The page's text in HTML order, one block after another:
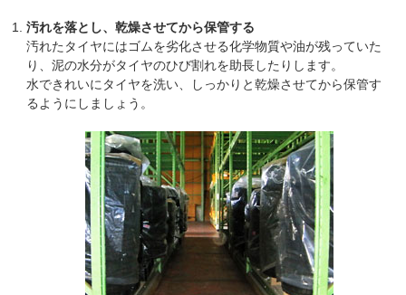
汚れを落とし、乾燥させてから保管する
汚れたタイヤにはゴムを劣化させる化学物質や油が残っていた
り、泥の水分がタイヤのひび割れを助長したりします。
水できれいにタイヤを洗い、しっかりと乾燥させてから保管す
るようにしましょう。